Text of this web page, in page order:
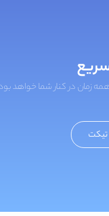
زمان در کنار شما خواهد
تیکت